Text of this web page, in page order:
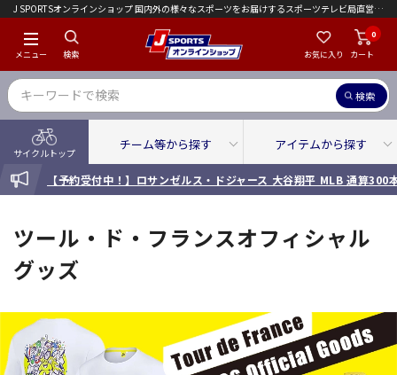
J SPORTSオンラインショップ 国内外の様々なスポーツをお届けするスポーツテレビ局直営店｜会員限定初回ご注文送料無料キャンペーン実施中！
メニュー 検索 お気に入り カート
0
検索
サイクルトップ
チーム等から探す
アイテムから探す
INFORMATION【予約受付中！】ロサンゼルス・ドジャース 大谷翔平 MLB 通算300
ツール・ド・フランスオフィシャル
グッズ